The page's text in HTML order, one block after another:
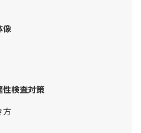
像
性検査対策
方